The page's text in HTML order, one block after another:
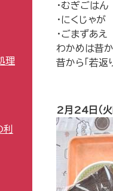
・むぎごはん
・にくじゃが
・ごまずあえ
わかめは昔
昔から「若返
2月24日（火
理